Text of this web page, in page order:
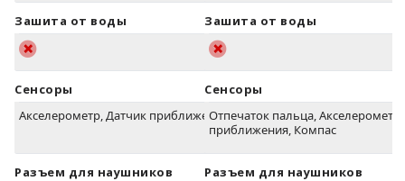
Зашита от воды
Сенсоры
Акселерометр, Датчик приближения
Разъем для наушников
Зашита от воды
Сенсоры
Отпечаток пальца,
приближения, Компас
Разъем для наушников